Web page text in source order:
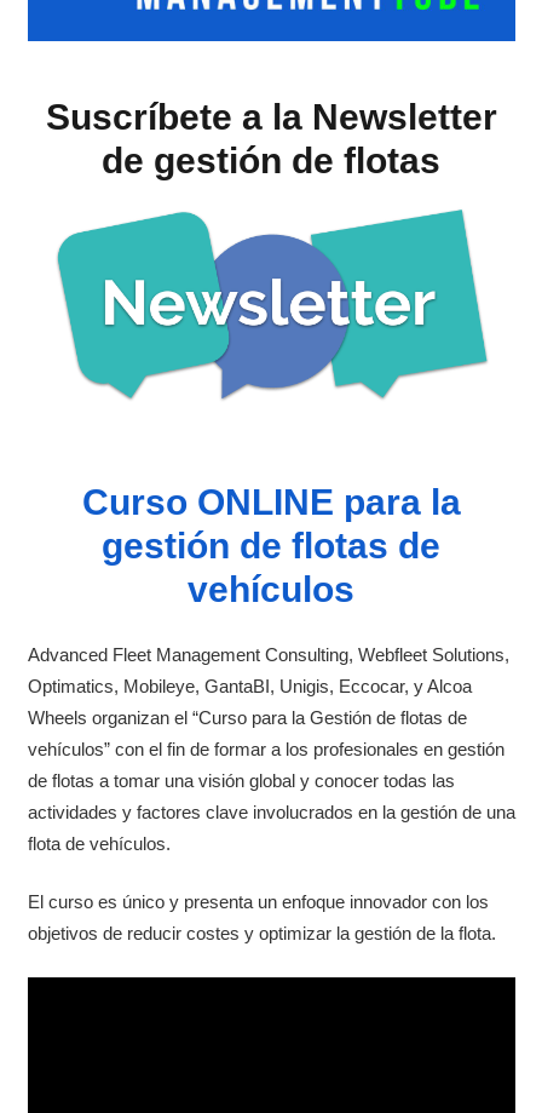
Suscríbete a la Newsletter
de gestión de flotas
Curso ONLINE para la
gestión de flotas de
vehículos
Advanced Fleet Management Consulting, Webfleet Solutions,
Optimatics, Mobileye, GantaBI, Unigis, Eccocar, y Alcoa
Wheels organizan el “Curso para la Gestión de flotas de
vehículos” con el fin de formar a los profesionales en gestión
de flotas a tomar una visión global y conocer todas las
actividades y factores clave involucrados en la gestión de una
flota de vehículos.
El curso es único y presenta un enfoque innovador con los
objetivos de reducir costes y optimizar la gestión de la flota.